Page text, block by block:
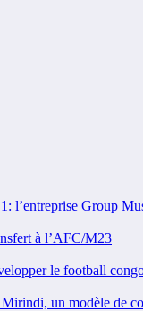
Group
à l’AFC/M23
le football
un modèle de